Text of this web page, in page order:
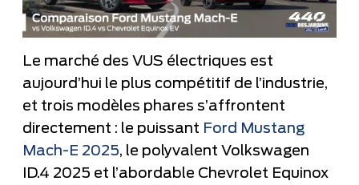
Le marché des VUS électriques est
aujourd’hui le plus compétitif de l’industrie,
et trois modèles phares s’affrontent
directement : le puissant Ford Mustang
Mach-E 2025, le polyvalent Volkswagen
ID.4 2025 et l’abordable Chevrolet Equinox